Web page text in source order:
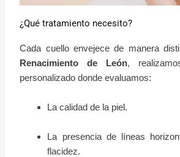
¿Qué tratamiento necesito?
Cada cuello envejece de manera
Renacimiento de León,
personalizado donde evaluamos:
La calidad de la piel.
La presencia de líneas
flacidez.